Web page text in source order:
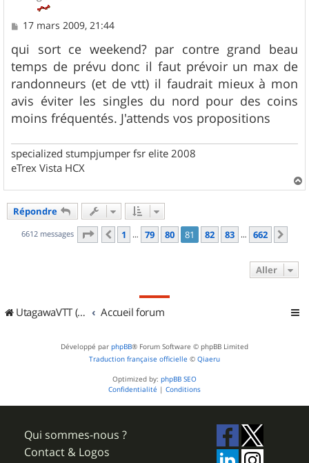
M
s
s
a
g
e
17 mars 2009, 21:44
qui sort ce weekend? par contre grand beau
temps de prévu donc il faut prévoir un max de
randonneurs (et de vtt) il faudrait mieux à mon
avis éviter les singles du nord pour des coins
moins fréquentés. J'attends vos propositions
specialized stumpjumper fsr elite 2008
eTrex Vista HCX
a
Répondre
6612 messages Page 81 sur662
Précédent
1 … 79 80 81 82 83 … 662
Aller
UtagawaVTT (Randos VTT et VTTAE avec traces GPS) Accueil forum
Développé par phpBB® Forum Software © phpBB Limited
Traduction française officielle © Qiaeru
Optimized by: phpBB SEO
Confidentialité | Conditions
Qui sommes-nous ?
Contact & Logos